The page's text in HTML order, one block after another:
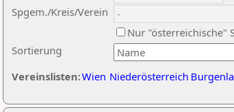
Sortierung
Spgem./Kreis/Verein
Nur "österreichische"
Vereinslisten:Wien Niederösterreich